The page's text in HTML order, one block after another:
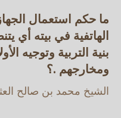
ما حكم استعمال
الهاتفية في بيته أي
بنية التربية وتوجيه
ومخارجهم .؟
الشيخ محمد بن صالح